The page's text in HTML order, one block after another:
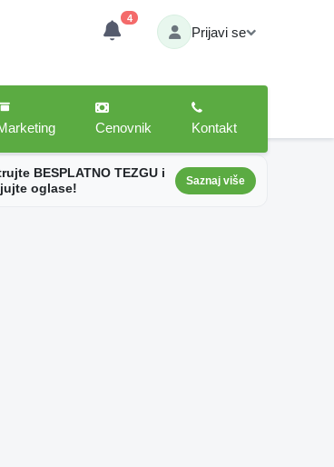
4
Prijavi se
Cenovnik Kontakt
BESPLATNO TEZGU i
oglase!
Saznaj više